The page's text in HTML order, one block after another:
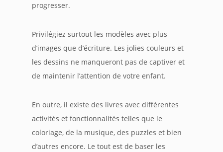
progresser.
Privilégiez surtout les modèles avec plus
d’images que d’écriture. Les jolies couleurs et
les dessins ne manqueront pas de captiver et
de maintenir l’attention de votre enfant.
En outre, il existe des livres avec différentes
activités et fonctionnalités telles que le
coloriage, de la musique, des puzzles et bien
d’autres encore. Le tout est de baser les